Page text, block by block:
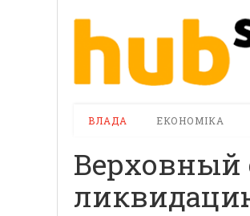
ВЛАДА ЕКОНОМІКА
Верховный